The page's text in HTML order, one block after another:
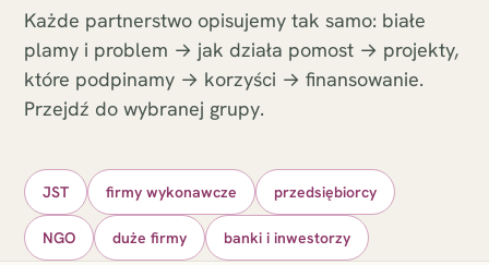
Każde partnerstwo opisujemy tak samo: białe
plamy i problem → jak działa pomost → projekty,
które podpinamy → korzyści → finansowanie.
Przejdź do wybranej grupy.
JST firmy wykonawcze przedsiębiorcy
NGO duże firmy banki i inwestorzy